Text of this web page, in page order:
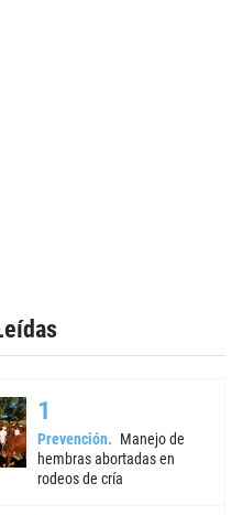
Prevención
Manejo de
hembras abortadas en
rodeos de cría